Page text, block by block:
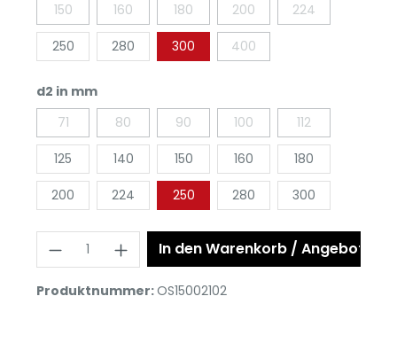
150 160 180 200 224
250 280 300 400
d2 in mm
71
80 90 100 112
125 140 150 160 180
200 224 250 280 300
In den Warenkorb / Angebot
Produktnummer:OS15002102